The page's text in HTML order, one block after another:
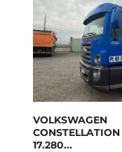
VOLKSWAGEN
CONSTELLATION
17.280...